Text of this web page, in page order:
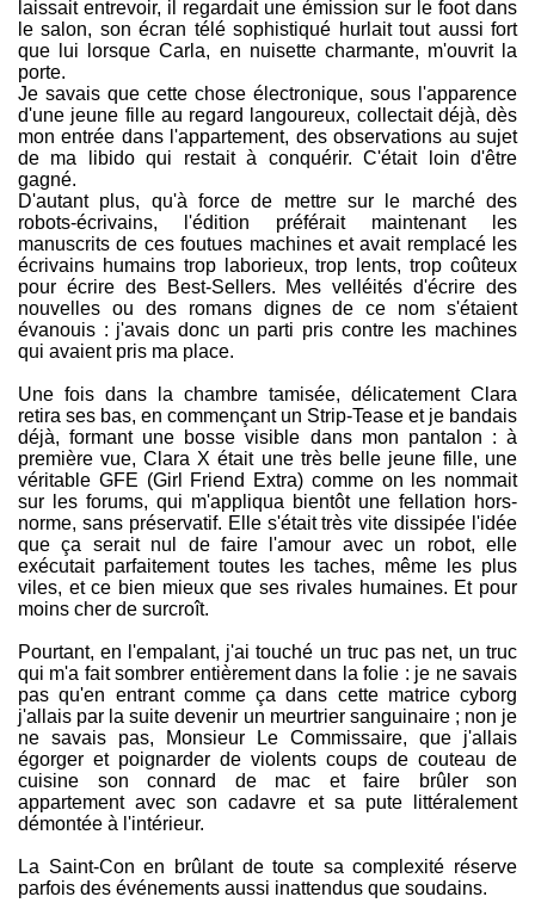
laissait entrevoir, il regardait une émission sur le foot dans
le salon, son écran télé sophistiqué hurlait tout aussi fort
que lui lorsque Carla, en nuisette charmante, m'ouvrit la
porte.
Je savais que cette chose électronique, sous l'apparence
d'une jeune fille au regard langoureux, collectait déjà, dès
mon entrée dans l'appartement, des observations au sujet
de ma libido qui restait à conquérir. C'était loin d'être
gagné.
D'autant plus, qu'à force de mettre sur le marché des
robots-écrivains, l'édition préférait maintenant les
manuscrits de ces foutues machines et avait remplacé les
écrivains humains trop laborieux, trop lents, trop coûteux
pour écrire des Best-Sellers. Mes velléités d'écrire des
nouvelles ou des romans dignes de ce nom s'étaient
évanouis : j'avais donc un parti pris contre les machines
qui avaient pris ma place.
Une fois dans la chambre tamisée, délicatement Clara
retira ses bas, en commençant un Strip-Tease et je bandais
déjà, formant une bosse visible dans mon pantalon : à
première vue, Clara X était une très belle jeune fille, une
véritable GFE (Girl Friend Extra) comme on les nommait
sur les forums, qui m'appliqua bientôt une fellation hors-
norme, sans préservatif. Elle s'était très vite dissipée l'idée
que ça serait nul de faire l'amour avec un robot, elle
exécutait parfaitement toutes les taches, même les plus
viles, et ce bien mieux que ses rivales humaines. Et pour
moins cher de surcroît.
Pourtant, en l'empalant, j'ai touché un truc pas net, un truc
qui m'a fait sombrer entièrement dans la folie : je ne savais
pas qu'en entrant comme ça dans cette matrice cyborg
j'allais par la suite devenir un meurtrier sanguinaire ; non je
ne savais pas, Monsieur Le Commissaire, que j'allais
égorger et poignarder de violents coups de couteau de
cuisine son connard de mac et faire brûler son
appartement avec son cadavre et sa pute littéralement
démontée à l'intérieur.
La Saint-Con en brûlant de toute sa complexité réserve
parfois des événements aussi inattendus que soudains.